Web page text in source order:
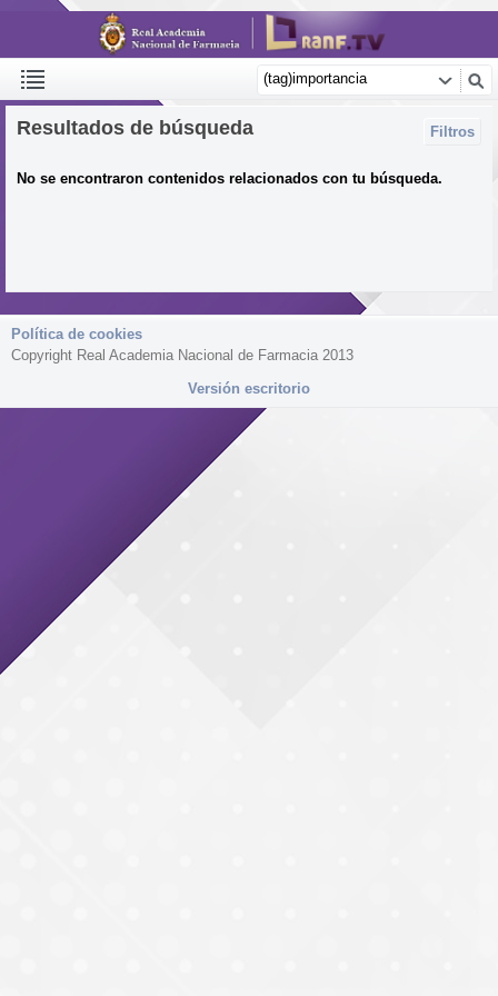
Filtros
Resultados de búsqueda
No se encontraron contenidos relacionados con tu búsqueda.
Política de cookies
Copyright Real Academia Nacional de Farmacia 2013
Versión escritorio